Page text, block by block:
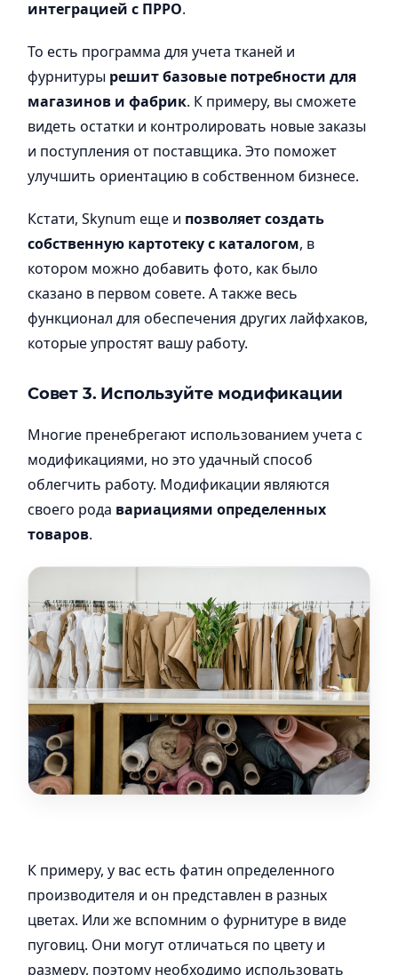
интеграцией с ПРРО.
То есть программа для учета тканей и
фурнитуры решит базовые потребности для
магазинов и фабрик. К примеру, вы сможете
видеть остатки и контролировать новые заказы
и поступления от поставщика. Это поможет
улучшить ориентацию в собственном бизнесе.
Кстати, Skynum еще и позволяет создать
собственную картотеку с каталогом, в
котором можно добавить фото, как было
сказано в первом совете. А также весь
функционал для обеспечения других лайфхаков,
которые упростят вашу работу.
Совет 3. Используйте модификации
Многие пренебрегают использованием учета с
модификациями, но это удачный способ
облегчить работу. Модификации являются
своего рода вариациями определенных
товаров.
К примеру, у вас есть фатин определенного
производителя и он представлен в разных
цветах. Или же вспомним о фурнитуре в виде
пуговиц. Они могут отличаться по цвету и
размеру, поэтому необходимо использовать